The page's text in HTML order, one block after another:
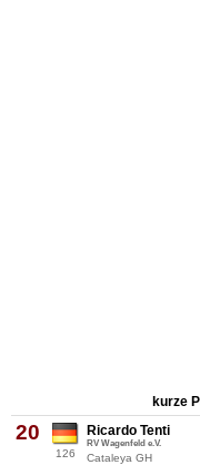
kurze
20
126
Ricardo Tenti
RV Wagenfeld e.V.
Cataleya GH